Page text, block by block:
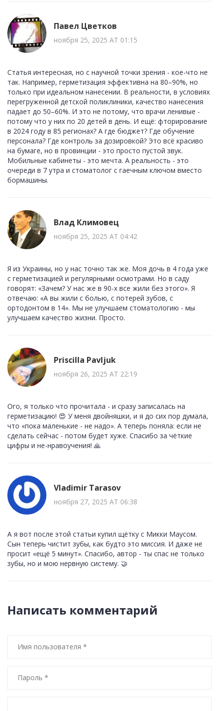
Павел Цветков
ноября 25, 2025 AT 01:15
Статья интересная, но с научной точки зрения - кое-что не
так. Например, герметизация эффективна на 80–90%, но
только при идеальном нанесении. В реальности, в условиях
перегруженной детской поликлиники, качество нанесения
падает до 50–60%. И это не потому, что врачи ленивые -
потому что у них по 20 детей в день. И ещё: фторирование
в 2024 году в 85 регионах? А где бюджет? Где обучение
персонала? Где контроль за дозировкой? Это всё красиво
на бумаге, но в провинции - это просто пустой звук.
Мобильные кабинеты - это мечта. А реальность - это
очереди в 7 утра и стоматолог с гаечным ключом вместо
бормашины.
Влад Климовец
ноября 25, 2025 AT 04:42
Я из Украины, но у нас точно так же. Моя дочь в 4 года уже
с герметизацией и регулярными осмотрами. Но в саду
говорят: «Зачем? У нас же в 90-х все жили без этого». Я
отвечаю: «А вы жили с болью, с потерей зубов, с
ортодонтом в 14». Мы не улучшаем стоматологию - мы
улучшаем качество жизни. Просто.
Priscilla Pavljuk
ноября 26, 2025 AT 22:19
Ого, я только что прочитала - и сразу записалась на
герметизацию! 😍 У меня двойняшки, и я до сих пор думала,
что «пока маленькие - не надо». А теперь поняла: если не
сделать сейчас - потом будет хуже. Спасибо за чёткие
цифры и не-нравоучения! 🙏
Vladimir Tarasov
ноября 27, 2025 AT 06:38
А я вот после этой статьи купил щётку с Микки Маусом.
Сын теперь чистит зубы, как будто это миссия. И даже не
просит «ещё 5 минут». Спасибо, автор - ты спас не только
зубы, но и мою нервную систему. 🤝
Написать комментарий